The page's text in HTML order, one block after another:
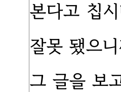
본다고 칩
잘못 됐으
그 글을 보